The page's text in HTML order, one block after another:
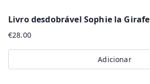
Livro desdobrável Sophie la Girafe
€28.00
Adicionar